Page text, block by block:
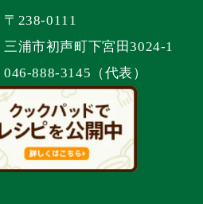
〒238-0111
三浦市初声町下宮田3024-1
046-888-3145（代表）